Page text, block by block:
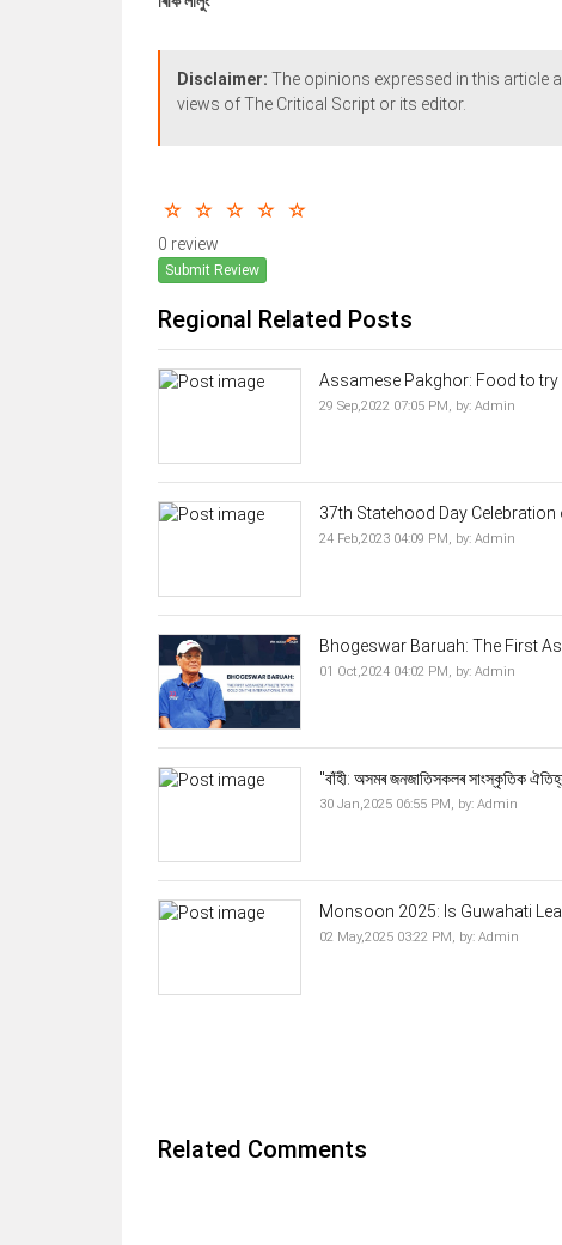
Disclaimer: The opinions expressed in this article
views of The Critical Script or its editor.
0 review
Submit Review
Regional Related Posts
Assamese Pakghor: Food to try
29 Sep,2022 07:05 PM, by: Admin
37th Statehood Day Celebration
24 Feb,2023 04:09 PM, by: Admin
Bhogeswar Baruah: The First
01 Oct,2024 04:02 PM, by: Admin
"বাঁহী: অসমৰ জনজাতিসকলৰ সাংস্কৃতিক
30 Jan,2025 06:55 PM, by: Admin
Monsoon 2025: Is Guwahati
02 May,2025 03:22 PM, by: Admin
Related Comments